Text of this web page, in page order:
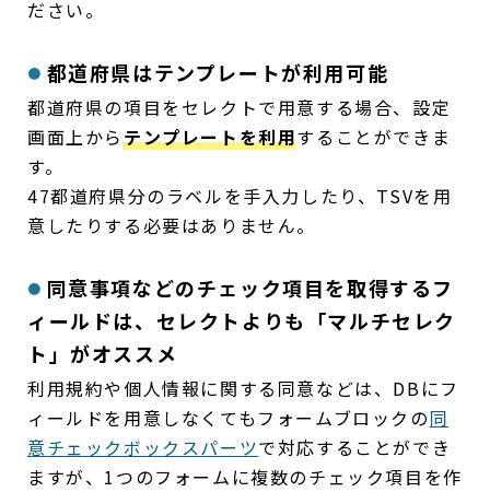
ださい。
都道府県はテンプレートが利用可能
都道府県の項目をセレクトで用意する場合、設定
画面上からテンプレートを利用することができま
す。
47都道府県分のラベルを手入力したり、TSVを用
意したりする必要はありません。
同意事項などのチェック項目を取得するフ
ィールドは、セレクトよりも「マルチセレク
ト」がオススメ
利用規約や個人情報に関する同意などは、DBにフ
ィールドを用意しなくてもフォームブロックの同
意チェックボックスパーツで対応することができ
ますが、1つのフォームに複数のチェック項目を作